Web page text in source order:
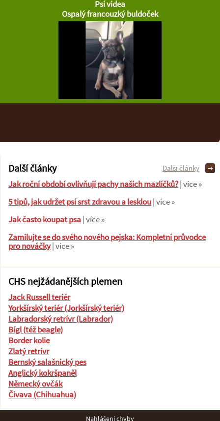
Psí videa
Ospalý francouzký buldoček
Další články
Jak roční období ovlivňují pachy našich mazlíčků?| více »
5 tipů, jak udržet psí srst zdravou a lesklou| více »
Jak často koupat psa| více »
Zamilujte se do svého nového pejska: Kompletní průvodce
pro nováčky| více »
Další články
CHS nejžádanějších plemen
Jack Russell teriér
Yorkšírský teriér (Jorkšírský teriér)
Labradorský retrívr (Labrador)
Bígl (též beagle)
Border kolie
Zlatý retrívr
Bernský salašnický pes
Anglický kokršpaněl
Německý ovčák
Čivava (Chihuahua)
Nahlášení chyby